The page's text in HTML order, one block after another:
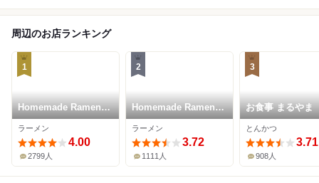
周辺のお店ランキング
1
Homemade Ramen
麦苗
ラーメン
4.00
2799人
2
Homemade Ramen
青麦
ラーメン
3.72
1111人
3
お食事 まるやま
とんかつ
3.71
908人